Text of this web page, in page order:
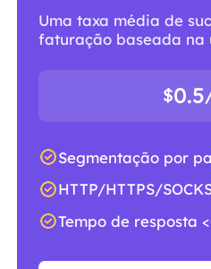
Uma taxa média de
faturação baseada na
$0.5
Segmentação por
HTTP/HTTPS/
Tempo de resposta